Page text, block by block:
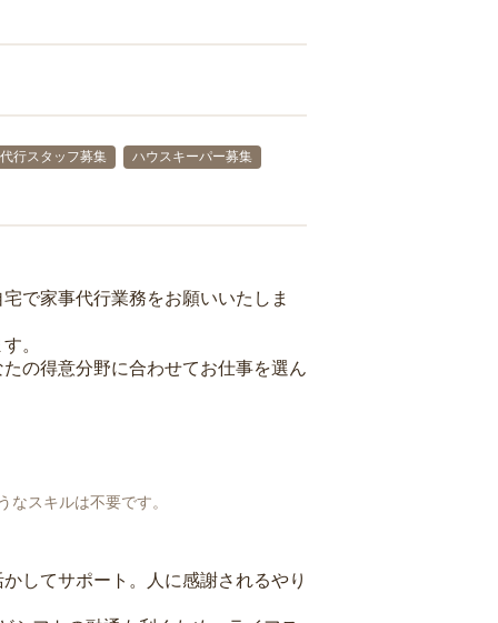
行スタッフ募集
ハウスキーパー募集
で家事代行業務をお願いいたしま
。
の得意分野に合わせてお仕事を選ん
スキルは不要です。
してサポート。人に感謝されるやり